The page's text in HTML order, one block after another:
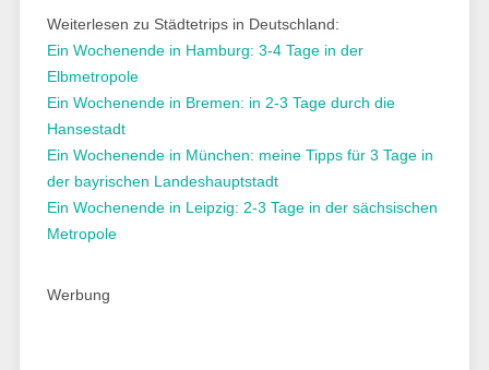
Weiterlesen zu Städtetrips in Deutschland:
Ein Wochenende in Hamburg: 3-4 Tage in der
Elbmetropole
Ein Wochenende in Bremen: in 2-3 Tage durch die
Hansestadt
Ein Wochenende in München: meine Tipps für 3 Tage in
der bayrischen Landeshauptstadt
Ein Wochenende in Leipzig: 2-3 Tage in der sächsischen
Metropole
Werbung